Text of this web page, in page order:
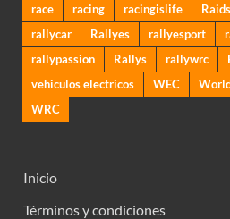
race
racing racingislife Raids
rallycar
Rallyes rallyesport
rallypassion
Rallys rallywrc
vehiculos electricos
WEC
WRC
Inicio
Términos y condiciones